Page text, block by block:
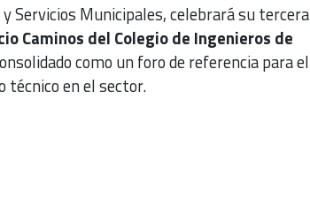
Servicios Municipales, celebrará su tercera
Caminos del Colegio de Ingenieros de
como un foro de referencia para el
técnico en el sector.